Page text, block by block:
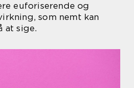
euforiserende og
som nemt kan
at sige.